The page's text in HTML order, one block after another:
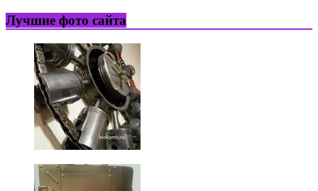
Лучшие фото сайта